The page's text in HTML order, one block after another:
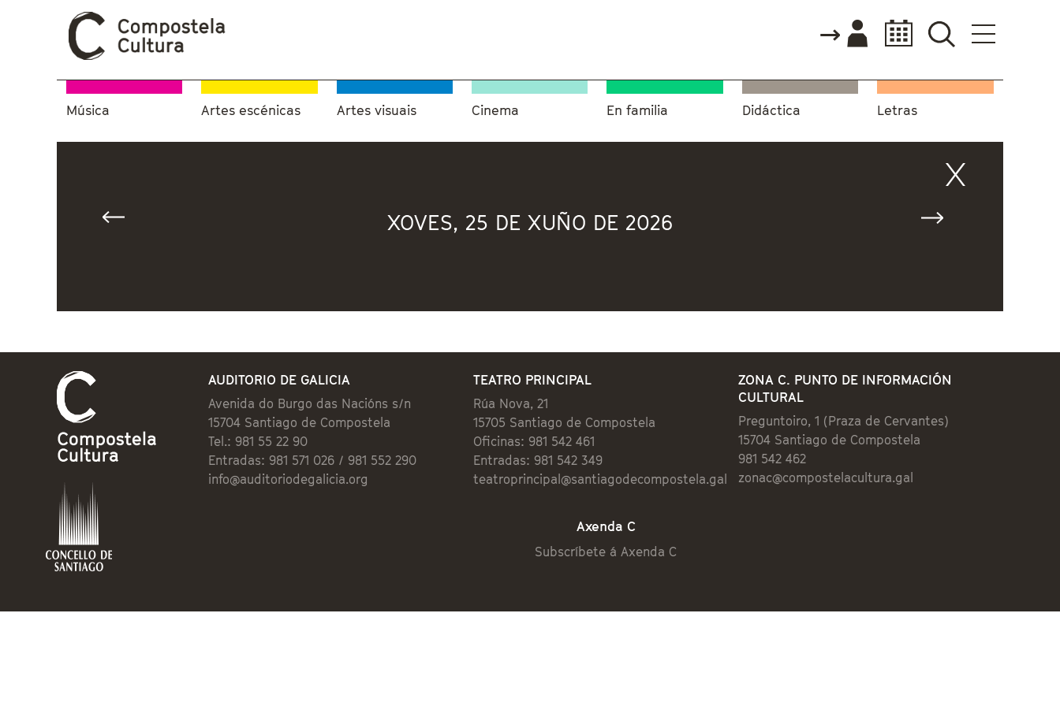
Música Artes escénicas Artes visuais Cinema En familia Didáctica Letras
XOVES, 25 DE XUÑO DE 2026
AUDITORIO DE GALICIA
Avenida do Burgo das Nacións s/n
15704 Santiago de Compostela
Tel.: 981 55 22 90
Entradas: 981 571 026 / 981 552 290
info@auditoriodegalicia.org
TEATRO PRINCIPAL
Rúa Nova, 21
15705 Santiago de Compostela
Oficinas: 981 542 461
Entradas: 981 542 349
teatroprincipal@santiagodecompostela.gal
ZONA C. PUNTO DE INFORMACIÓN
CULTURAL
Preguntoiro, 1 (Praza de Cervantes)
15704 Santiago de Compostela
981 542 462
zonac@compostelacultura.gal
Axenda C
Subscríbete á Axenda C